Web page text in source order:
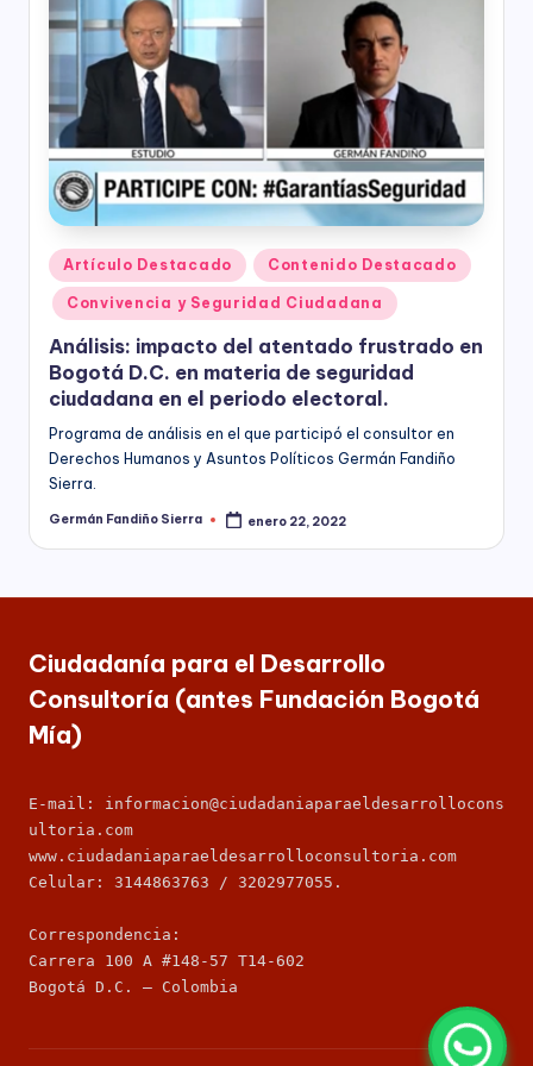
p
a
r
a
el
D
e
s
a
rr
o
ll
o
C
s
ul
t
rí
a
(
a
n
t
e
ciudadanía,
cultura
ciudadana,
responsabilidad
social
empresarial,
debida
diligencia.
Para
trabajar
en
la
construcción
ciudadanía
para
la
construcción
de
paz,
socioeconómico,
de
país,
la
Fundación
Mía
ofrece
para
las
de
todos
los
la
Publicado
en
Artículo Destacado Contenido Destacado
Convivencia y Seguridad Ciudadana
Análisis: impacto del atentado frustrado en
Bogotá D.C. en materia de seguridad
ciudadana en el periodo electoral.
Programa de análisis en el que participó el consultor en
Derechos Humanos y Asuntos Políticos Germán Fandiño
Sierra.
Publicado
Germán Fandiño Sierra enero 22, 2022
Ciudadanía para el Desarrollo
Consultoría (antes Fundación Bogotá
Mía)
E-mail: informacion@ciudadaniaparaeldesarrollocons
ultoria.com
www.ciudadaniaparaeldesarrolloconsultoria.com
Celular: 3144863763 / 3202977055.
Correspondencia:
Carrera 100 A #148-57 T14-602
Bogotá D.C. – Colombia